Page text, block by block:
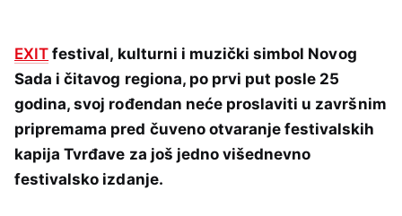
EXIT festival, kulturni i muzički simbol Novog
Sada i čitavog regiona, po prvi put posle 25
godina, svoj rođendan neće proslaviti u završnim
pripremama pred čuveno otvaranje festivalskih
kapija Tvrđave za još jedno višednevno
festivalsko izdanje.